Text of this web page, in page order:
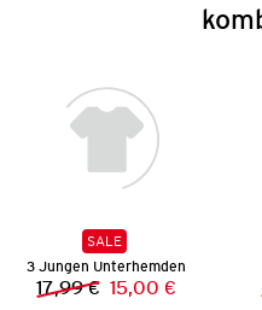
SALE
3 Jungen Unterhemden
Vorheriger Preis:
17,99 € Neuer Preis:
15,00 €